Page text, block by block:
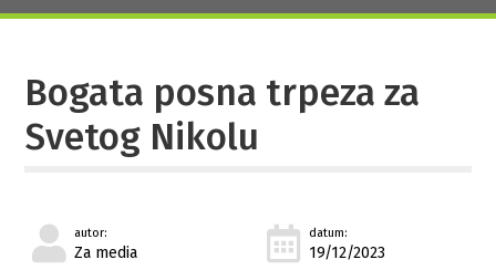
Bogata posna trpeza za
Svetog Nikolu
autor:
Za media
datum:
19/12/2023